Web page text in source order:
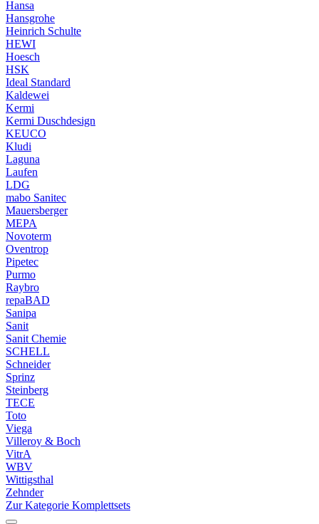
Hansa
Hansgrohe
Heinrich Schulte
HEWI
Hoesch
HSK
Ideal Standard
Kaldewei
Kermi
Kermi Duschdesign
KEUCO
Kludi
Laguna
Laufen
LDG
mabo Sanitec
Mauersberger
MEPA
Novoterm
Oventrop
Pipetec
Purmo
Raybro
repaBAD
Sanipa
Sanit
Sanit Chemie
SCHELL
Schneider
Sprinz
Steinberg
TECE
Toto
Viega
Villeroy & Boch
VitrA
WBV
Wittigsthal
Zehnder
Zur Kategorie Komplettsets